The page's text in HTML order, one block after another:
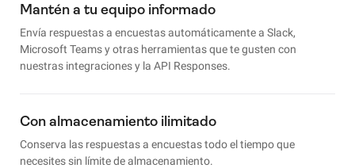
Mantén a tu equipo informado
Envía respuestas a encuestas automáticamente a Slack,
Microsoft Teams y otras herramientas que te gusten con
nuestras integraciones y la API Responses.
Con almacenamiento ilimitado
Conserva las respuestas a encuestas todo el tiempo que
necesites sin límite de almacenamiento.